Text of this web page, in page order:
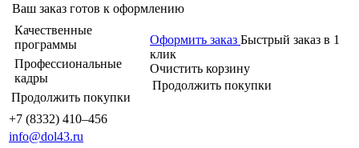
Ваш заказ готов к оформлению
Качественные
программы
Профессиональные
кадры
Продолжить покупки
Оформить заказ Быстрый заказ в 1
клик
Очистить корзину
Продолжить покупки
+7 (8332) 410–456
info@dol43.ru